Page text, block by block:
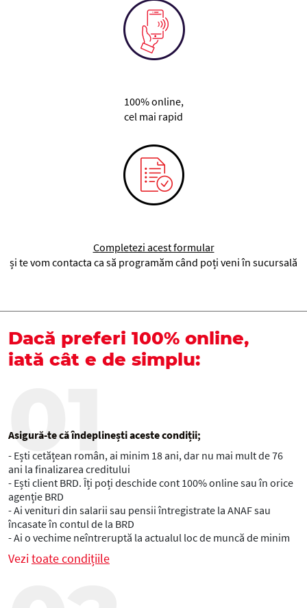
100% online,
cel mai rapid
Completezi acest formular
și te vom contacta ca să programăm când poți veni în sucursală
Dacă preferi 100% online,
iată cât e de simplu:
01
Asigură-te că îndeplinești aceste condiții;
- Ești cetățean român, ai minim 18 ani, dar nu mai mult de 76
ani la finalizarea creditului
- Ești client BRD. Îți poți deschide cont 100% online sau în orice
agenție BRD
- Ai venituri din salarii sau pensii întregistrate la ANAF sau
încasate în contul de la BRD
- Ai o vechime neîntreruptă la actualul loc de muncă de minim
12 luni
- Nu ai restanțe curente și nu ai înregistrat restante
Vezitoate condițiile